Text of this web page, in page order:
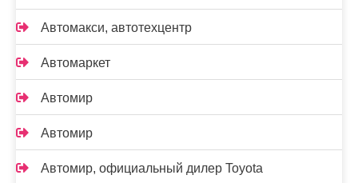
Автомакси, автотехцентр
Автомаркет
Автомир
Автомир
Автомир, официальный дилер Toyota